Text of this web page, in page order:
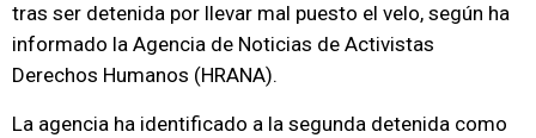
tras ser detenida por llevar mal puesto el velo, según ha
informado la Agencia de Noticias de Activistas
Derechos Humanos (HRANA).
La agencia ha identificado a la segunda detenida como